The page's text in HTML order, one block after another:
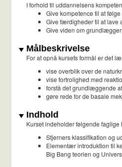
I forhold til uddannelsens
Give kompetence til at
Give færdigheder til at lave
Give viden om
Målbeskrivelse
For at opnå kursets formål er det
vise overblik over de
vise fortrolighed med
forstå det grundlæggende
gøre rede for de basale
Indhold
Kurset indeholder følgende faglige
Stjerners klassifikation og
Elementær introduktion til
Big Bang teorien og